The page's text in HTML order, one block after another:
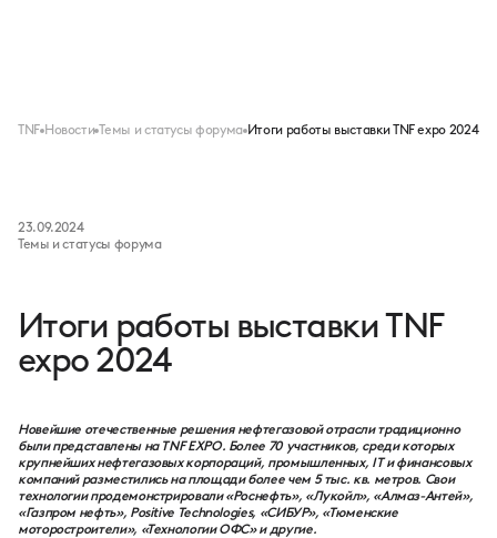
TNF Новости Темы и статусы форума Итоги работы выставки TNF expo 2024
23.09.2024
Темы и статусы форума
Итоги работы выставки TNF
expo 2024
Новейшие отечественные решения нефтегазовой отрасли традиционно
были представлены на TNF EXPO. Более 70 участников, среди которых
крупнейших нефтегазовых корпораций, промышленных, IT и финансовых
компаний разместились на площади более чем 5 тыс. кв. метров. Свои
технологии продемонстрировали «Роснефть», «Лукойл», «Алмаз-Антей»,
«Газпром нефть», Positive Technologies, «СИБУР», «Тюменские
моторостроители», «Технологии ОФС» и другие.